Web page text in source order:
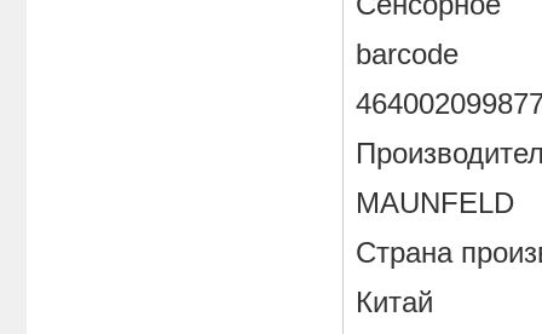
barcode
MAUNFELD
Страна
Китай